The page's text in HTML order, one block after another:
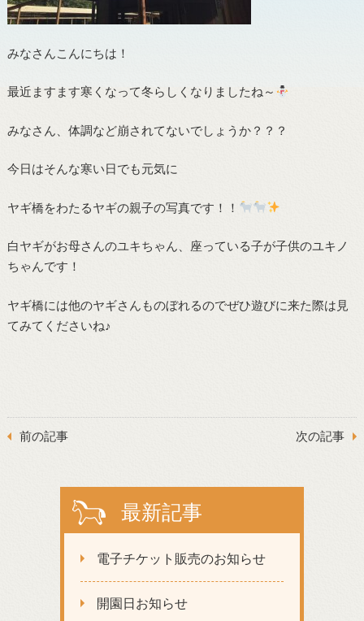
みなさんこんにちは！
最近ますます寒くなって冬らしくなりましたね～
みなさん、体調など崩されてないでしょうか？？？
今日はそんな寒い日でも元気に
ヤギ橋をわたるヤギの親子の写真です！！
白ヤギがお母さんのユキちゃん、座っている子が子供のユキノ
ちゃんです！
ヤギ橋には他のヤギさんものぼれるのでぜひ遊びに来た際は見
てみてくださいね♪
前の記事 次の記事
最新記事
電子チケット販売のお知らせ
開園日お知らせ